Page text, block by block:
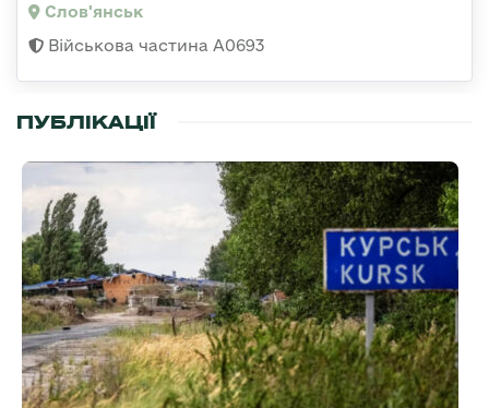
Слов'янськ
Військова частина А0693
ПУБЛІКАЦІЇ